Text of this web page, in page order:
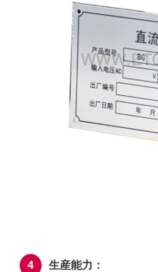
4 生産能力：